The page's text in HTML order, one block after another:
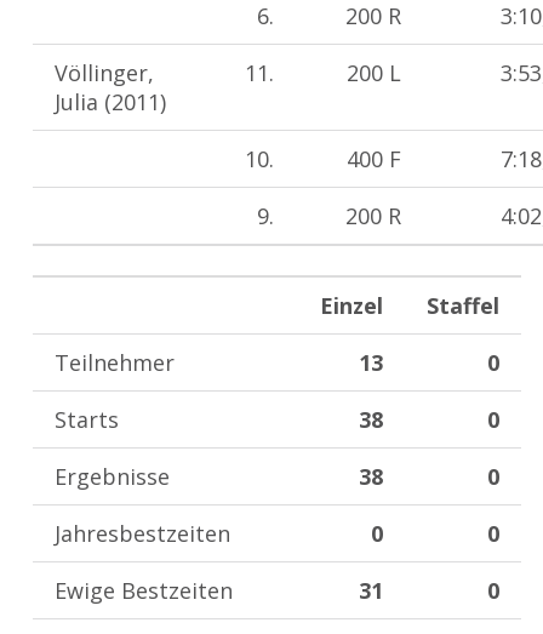
6.
200 R
Völlinger,
Julia (2011)
11. 200 L
10. 400 F
9.
200 R
Einzel
Staffel
Teilnehmer
13
0
Starts
38
0
Ergebnisse
38
0
Jahresbestzeiten
0
0
Ewige Bestzeiten
31
0